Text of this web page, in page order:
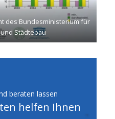
des Bundesministerium für
Städtebau
beraten lassen
helfen Ihnen